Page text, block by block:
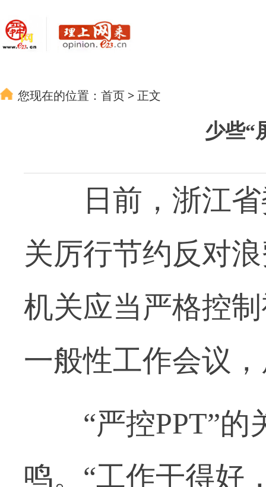
您现在的位置： 首页 > 正文
少些“
日前，浙江省
关厉行节约反对
机关应当严格控
一般性工作会议
“严控PPT”的
鸣。“工作干得好